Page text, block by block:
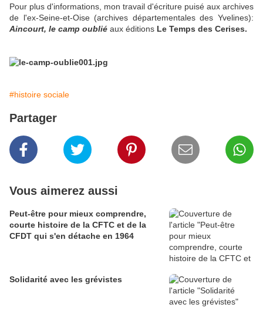
Pour plus d'informations, mon travail d'écriture puisé aux archives
de l'ex-Seine-et-Oise (archives départementales des Yvelines):
Aincourt, le camp oublié aux éditions Le Temps des Cerises.
#histoire sociale
Partager
Vous aimerez aussi
Peut-être pour mieux comprendre,
courte histoire de la CFTC et de la
CFDT qui s'en détache en 1964
Solidarité avec les grévistes